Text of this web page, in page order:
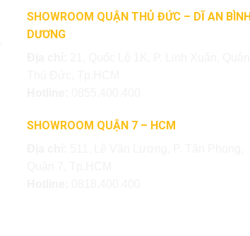
SHOWROOM QUẬN THỦ ĐỨC – DĨ AN BÌNH
DƯƠNG
SHOWROOM QUẬN 7 – HCM